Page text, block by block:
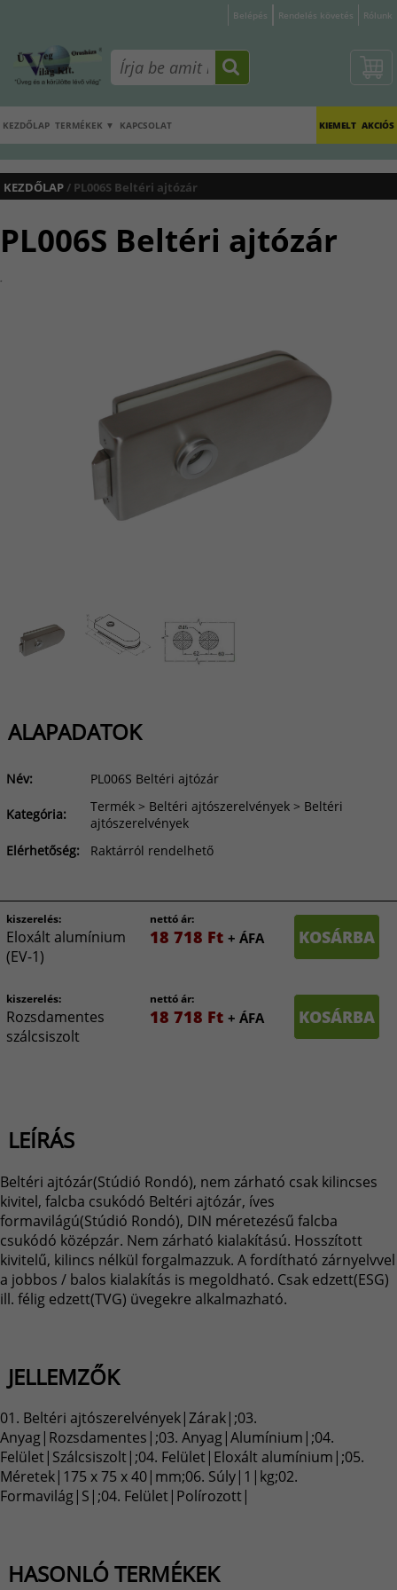
Rólunk
Rendelés követés
Belépés
KEZDŐLAP TERMÉKEK ▼ KAPCSOLAT AKCIÓS
KIEMELT
KEZDŐLAP/ PL006S Beltéri ajtózár
PL006S Beltéri ajtózár
.
ALAPADATOK
Név: PL006S Beltéri ajtózár
Kategória:
Termék > Beltéri ajtószerelvények > Beltéri
ajtószerelvények
Elérhetőség:
Raktárról rendelhető
kiszerelés:
Eloxált alumínium
(EV-1)
nettó ár:
18 718 Ft + ÁFA KOSÁRBA
kiszerelés:
Rozsdamentes
szálcsiszolt
nettó ár:
18 718 Ft + ÁFA KOSÁRBA
LEÍRÁS
Beltéri ajtózár(Stúdió Rondó), nem zárható csak kilincses
kivitel, falcba csukódó Beltéri ajtózár, íves
formavilágú(Stúdió Rondó), DIN méretezésű falcba
csukódó középzár. Nem zárható kialakítású. Hosszított
kivitelű, kilincs nélkül forgalmazzuk. A fordítható zárnyelvvel
a jobbos / balos kialakítás is megoldható. Csak edzett(ESG)
ill. félig edzett(TVG) üvegekre alkalmazható.
JELLEMZŐK
01. Beltéri ajtószerelvények|Zárak|;03.
Anyag|Rozsdamentes|;03. Anyag|Alumínium|;04.
Felület|Szálcsiszolt|;04. Felület|Eloxált alumínium|;05.
Méretek|175 x 75 x 40|mm;06. Súly|1|kg;02.
Formavilág|S|;04. Felület|Polírozott|
HASONLÓ TERMÉKEK